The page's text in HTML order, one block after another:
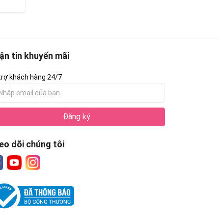
tin khuyến mãi
khách hàng 24/7
Đăng ký
dõi chúng tôi